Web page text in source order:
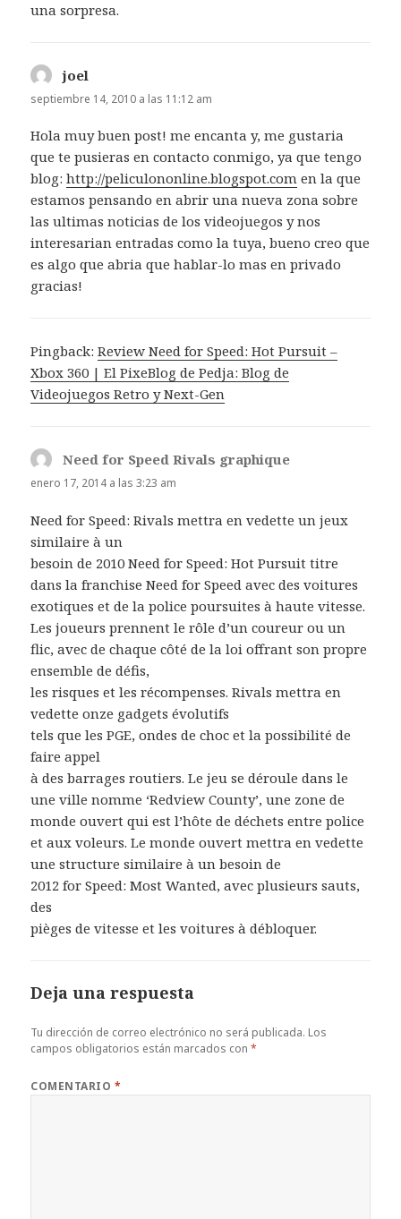
una sorpresa.
joel
septiembre 14, 2010 a las 11:12 am
Hola muy buen post! me encanta y, me gustaria
que te pusieras en contacto conmigo, ya que tengo
blog:http://peliculononline.blogspot.com en la que
estamos pensando en abrir una nueva zona sobre
las ultimas noticias de los videojuegos y nos
interesarian entradas como la tuya, bueno creo que
es algo que abria que hablar-lo mas en privado
gracias!
Pingback:Review Need for Speed: Hot Pursuit –
Xbox 360 | El PixeBlog de Pedja: Blog de
Videojuegos Retro y Next-Gen
Need for Speed Rivals graphique
enero 17, 2014 a las 3:23 am
Need for Speed: Rivals mettra en vedette un jeux
similaire à un
besoin de 2010 Need for Speed: Hot Pursuit titre
dans la franchise Need for Speed avec des voitures
exotiques et de la police poursuites à haute vitesse.
Les joueurs prennent le rôle d’un coureur ou un
flic, avec de chaque côté de la loi offrant son propre
ensemble de défis,
les risques et les récompenses. Rivals mettra en
vedette onze gadgets évolutifs
tels que les PGE, ondes de choc et la possibilité de
faire appel
à des barrages routiers. Le jeu se déroule dans le
une ville nomme ‘Redview County’, une zone de
monde ouvert qui est l’hôte de déchets entre police
et aux voleurs. Le monde ouvert mettra en vedette
une structure similaire à un besoin de
2012 for Speed: Most Wanted, avec plusieurs sauts,
des
pièges de vitesse et les voitures à débloquer.
Deja una respuesta
Tu dirección de correo electrónico no será publicada. Los
campos obligatorios están marcados con*
COMENTARIO *